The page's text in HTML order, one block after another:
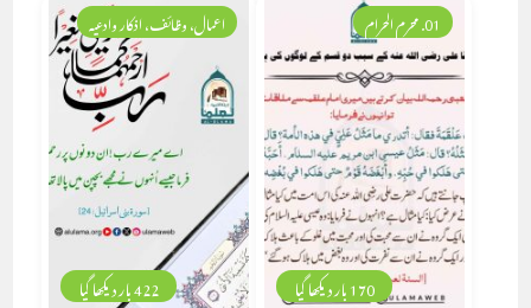
422 بار دیکھا گیا
اعمال، وظائف، اذکار وادعیہ
170 بار دیکھا گیا
01. محرم الحرام